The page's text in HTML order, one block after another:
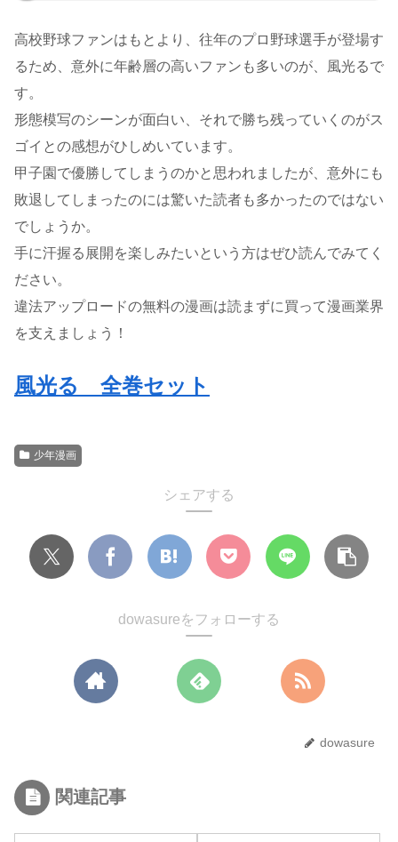
高校野球ファンはもとより、往年のプロ野球選手が登場す
るため、意外に年齢層の高いファンも多いのが、風光るで
す。
形態模写のシーンが面白い、それで勝ち残っていくのがス
ゴイとの感想がひしめいています。
甲子園で優勝してしまうのかと思われましたが、意外にも
敗退してしまったのには驚いた読者も多かったのではない
でしょうか。
手に汗握る展開を楽しみたいという方はぜひ読んでみてく
ださい。
違法アップロードの無料の漫画は読まずに買って漫画業界
を支えましょう！
風光る 全巻セット
少年漫画
シェアする
dowasureをフォローする
dowasure
関連記事